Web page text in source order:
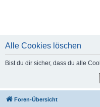
Alle Cookies löschen
Bist du dir sicher, dass du alle
Foren-Übersicht